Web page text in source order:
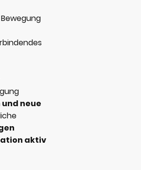
neue
aktiv